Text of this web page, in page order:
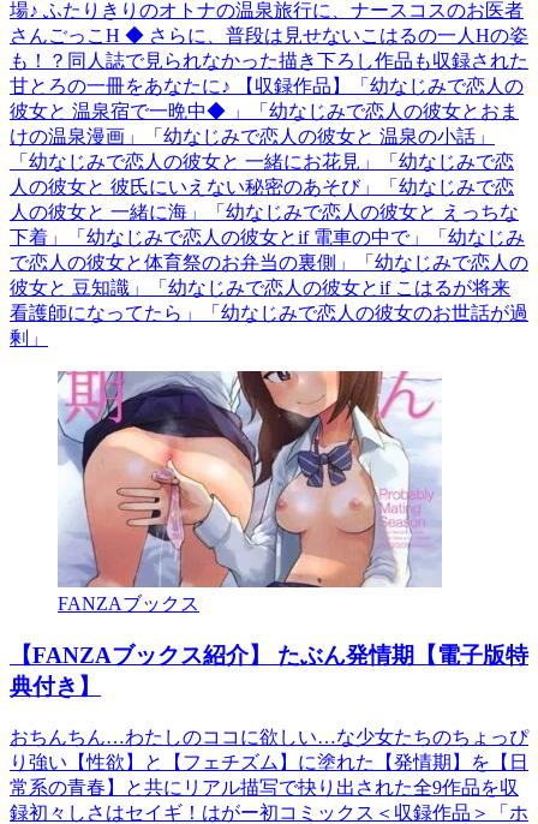
場♪ ふたりきりのオトナの温泉旅行に、ナースコスのお医者
さんごっこH ◆ さらに、普段は見せないこはるの一人Hの姿
も！？同人誌で見られなかった描き下ろし作品も収録された
甘とろの一冊をあなたに♪ 【収録作品】「幼なじみで恋人の
彼女と 温泉宿で一晩中◆ 」「幼なじみで恋人の彼女とおま
けの温泉漫画」「幼なじみで恋人の彼女と 温泉の小話」
「幼なじみで恋人の彼女と 一緒にお花見」「幼なじみで恋
人の彼女と 彼氏にいえない秘密のあそび」「幼なじみで恋
人の彼女と 一緒に海」「幼なじみで恋人の彼女と えっちな
下着」「幼なじみで恋人の彼女とif 電車の中で」「幼なじみ
で恋人の彼女と体育祭のお弁当の裏側」「幼なじみで恋人の
彼女と 豆知識」「幼なじみで恋人の彼女とif こはるが将来
看護師になってたら」「幼なじみで恋人の彼女のお世話が過
剰」
FANZAブックス
【FANZAブックス紹介】 たぶん発情期【電子版特
典付き】
おちんちん…わたしのココに欲しい…な少女たちのちょっぴ
り強い【性欲】と【フェチズム】に塗れた【発情期】を【日
常系の青春】と共にリアル描写で抉り出された全9作品を収
録初々しさはセイギ！はがー初コミックス＜収録作品＞「ホ